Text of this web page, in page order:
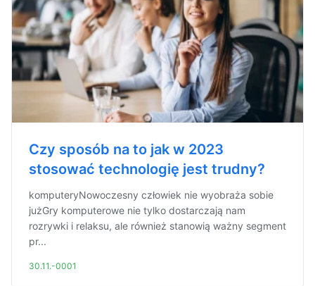
Czy sposób na to jak w 2023
stosować technologię jest trudny?
komputeryNowoczesny człowiek nie wyobraża sobie
jużGry komputerowe nie tylko dostarczają nam
rozrywki i relaksu, ale również stanowią ważny segment
pr...
30.11.-0001